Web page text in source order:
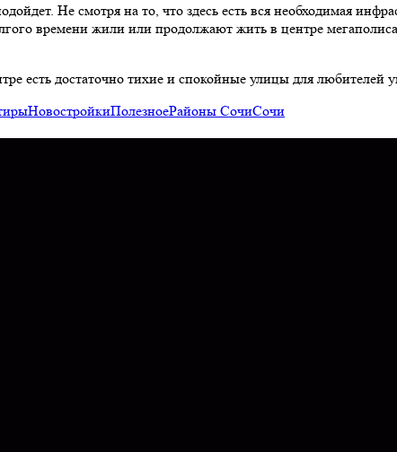
Не смотря на то, что здесь есть вся необходимая
времени жили или продолжают жить в центре
есть достаточно тихие и спокойные улицы для любителей
НовостройкиПолезноеРайоны СочиСочи